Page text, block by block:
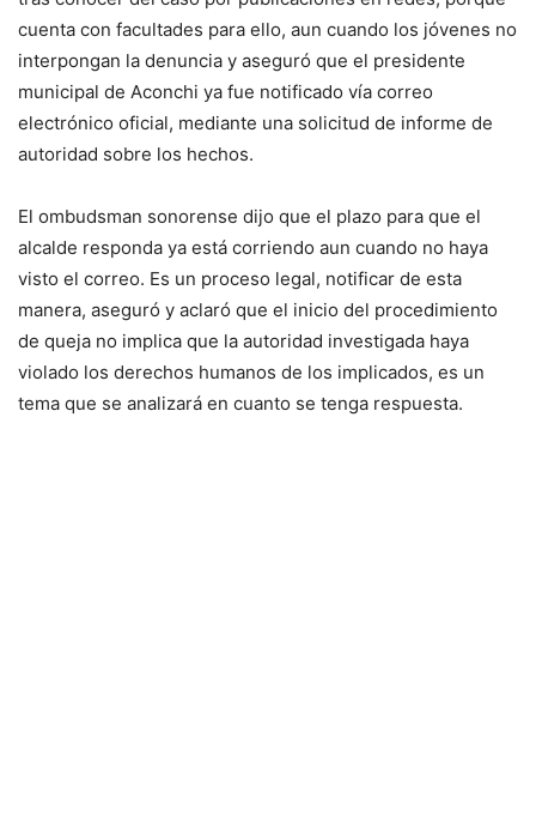
cuenta con facultades para ello, aun cuando los jóvenes no
interpongan la denuncia y aseguró que el presidente
municipal de Aconchi ya fue notificado vía correo
electrónico oficial, mediante una solicitud de informe de
autoridad sobre los hechos.
El ombudsman sonorense dijo que el plazo para que el
alcalde responda ya está corriendo aun cuando no haya
visto el correo. Es un proceso legal, notificar de esta
manera, aseguró y aclaró que el inicio del procedimiento
de queja no implica que la autoridad investigada haya
violado los derechos humanos de los implicados, es un
tema que se analizará en cuanto se tenga respuesta.